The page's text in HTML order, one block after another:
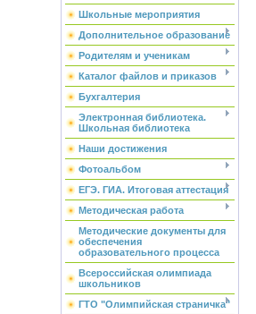
Школьные мероприятия
Дополнительное образование
Родителям и ученикам
Каталог файлов и приказов
Бухгалтерия
Электронная библиотека.
Школьная библиотека
Наши достижения
Фотоальбом
ЕГЭ. ГИА. Итоговая аттестация
Методическая работа
Методические документы для
обеспечения
образовательного процесса
Всероссийская олимпиада
школьников
ГТО "Олимпийская страничка"